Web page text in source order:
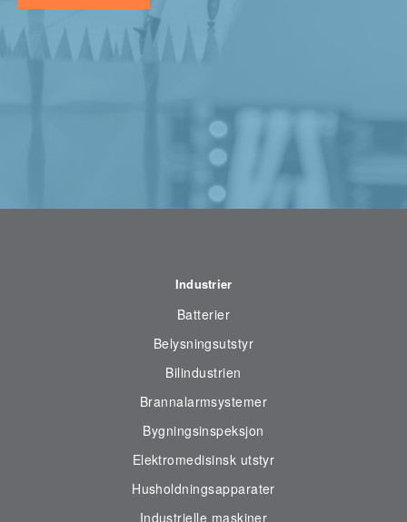
Industrier
Batterier
Belysningsutstyr
Bilindustrien
Brannalarmsystemer
Bygningsinspeksjon
Elektromedisinsk utstyr
Husholdningsapparater
Industrielle maskiner